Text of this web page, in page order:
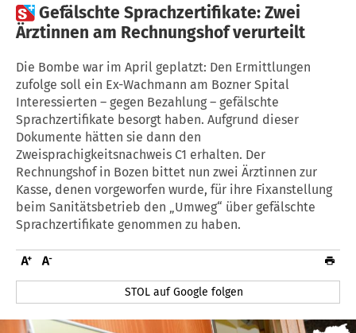
Gefälschte Sprachzertifikate: Zwei
Ärztinnen am Rechnungshof verurteilt
Die Bombe war im April geplatzt: Den Ermittlungen
zufolge soll ein Ex-Wachmann am Bozner Spital
Interessierten – gegen Bezahlung – gefälschte
Sprachzertifikate besorgt haben. Aufgrund dieser
Dokumente hätten sie dann den
Zweisprachigkeitsnachweis C1 erhalten. Der
Rechnungshof in Bozen bittet nun zwei Ärztinnen zur
Kasse, denen vorgeworfen wurde, für ihre Fixanstellung
beim Sanitätsbetrieb den „Umweg“ über gefälschte
Sprachzertifikate genommen zu haben.
STOL auf Google folgen